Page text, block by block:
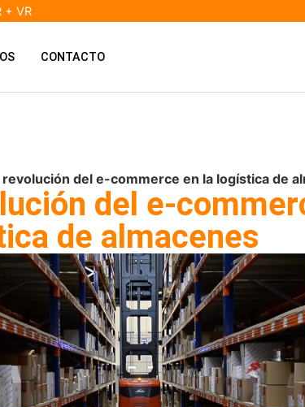
+ VR
CONTACTO
revolución del e-commerce en la logística de
del e-
de almacenes